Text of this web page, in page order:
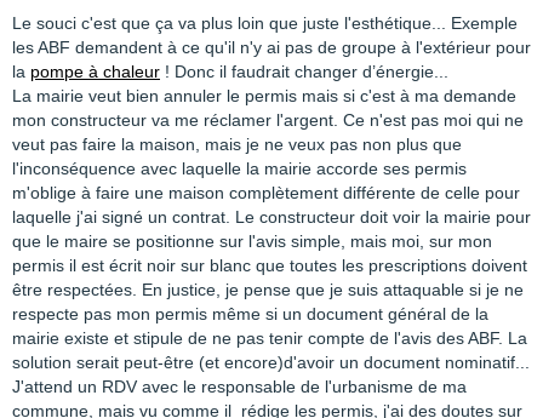
Le souci c'est que ça va plus loin que juste l'esthétique... Exemple
les ABF demandent à ce qu'il n'y ai pas de groupe à l'extérieur pour
la pompe à chaleur ! Donc il faudrait changer d’énergie...
La mairie veut bien annuler le permis mais si c'est à ma demande
mon constructeur va me réclamer l'argent. Ce n'est pas moi qui ne
veut pas faire la maison, mais je ne veux pas non plus que
l'inconséquence avec laquelle la mairie accorde ses permis
m'oblige à faire une maison complètement différente de celle pour
laquelle j'ai signé un contrat. Le constructeur doit voir la mairie pour
que le maire se positionne sur l'avis simple, mais moi, sur mon
permis il est écrit noir sur blanc que toutes les prescriptions doivent
être respectées. En justice, je pense que je suis attaquable si je ne
respecte pas mon permis même si un document général de la
mairie existe et stipule de ne pas tenir compte de l'avis des ABF. La
solution serait peut-être (et encore)d'avoir un document nominatif...
J'attend un RDV avec le responsable de l'urbanisme de ma
commune, mais vu comme il rédige les permis, j'ai des doutes sur